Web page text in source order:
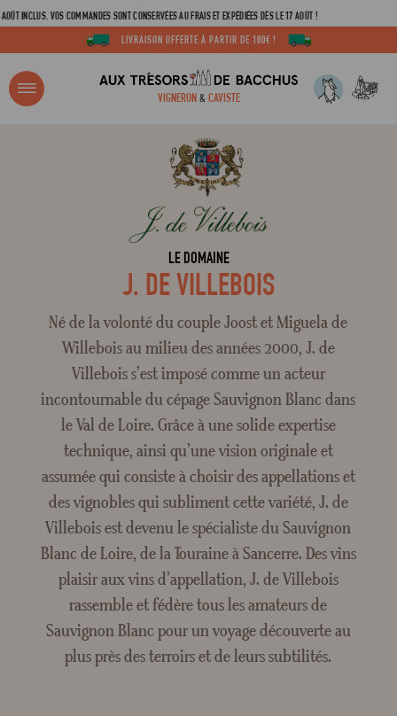
VOS COMMANDES SONT CONSERVÉES AU FRAIS ET EXPÉDIÉES DÈS LE 17 AOÛT !
LIVRAISON OFFERTE À PARTIR DE 100€ !
VIGNERON& CAVISTE
Mot de passe
?
LE DOMAINE
J. DE VILLEBOIS
Né de la volonté du couple Joost et Miguela de
Willebois au milieu des années 2000, J. de
Villebois s’est imposé comme un acteur
incontournable du cépage Sauvignon Blanc dans
le Val de Loire. Grâce à une solide expertise
technique, ainsi qu’une vision originale et
assumée qui consiste à choisir des appellations et
des vignobles qui subliment cette variété, J. de
Villebois est devenu le spécialiste du Sauvignon
Blanc de Loire, de la Touraine à Sancerre. Des vins
plaisir aux vins d’appellation, J. de Villebois
rassemble et fédère tous les amateurs de
Sauvignon Blanc pour un voyage découverte au
plus près des terroirs et de leurs subtilités.